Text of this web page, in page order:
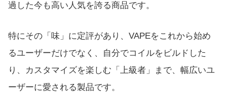
過した今も高い人気を誇る商品です。
特にその「味」に定評があり、VAPEをこれから始め
るユーザーだけでなく、自分でコイルをビルドした
り、カスタマイズを楽しむ「上級者」まで、幅広いユ
ーザーに愛される製品です。